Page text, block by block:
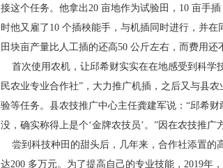
接这个任务。他拿出20 亩地作为试验田，10 亩手插
时他又雇了10 个插秧能手，与机插同时进行，并在
田块亩产量比人工插的还高50 公斤左右，而费用还
首次使用农机，让邱希财实实在在地感受到科学
民农业专业合作社”，大力推广机插， 之后又与县农
验等任务。县农技推广中心主任龚建军说：“邱希
没，确实称得上是个‘金牌农技员’。”因在农技推广
尝到科技种田的甜头后，几年来，合作社添置的
达200 多万元。为了提高自己的专业技能， 2019年